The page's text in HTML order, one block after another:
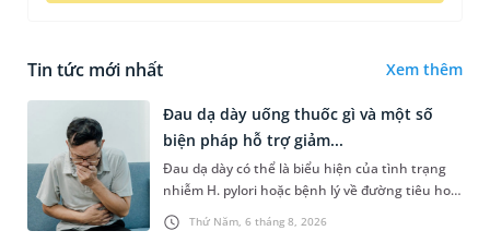
Tin tức mới nhất Xem thêm
Thứ Năm, 6 tháng 8, 2026
Đau dạ dày uống thuốc gì và một số
biện pháp hỗ trợ giảm...
Đau dạ dày có thể là biểu hiện của tình trạng
nhiễm H. pylori hoặc bệnh lý về đường tiêu hoá
khác. Dựa theo nguyên nhân cụ thể, bác sĩ sẽ
cân nhắc chỉ định p...